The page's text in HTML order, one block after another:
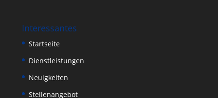
Interessantes
Startseite
Dienstleistungen
Neuigkeiten
Stellenangebot